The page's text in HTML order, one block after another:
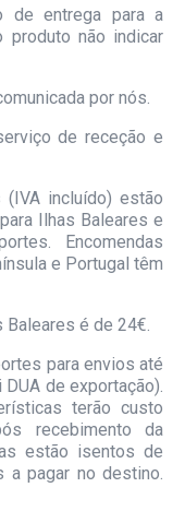
de entrega para a
produto não indicar
por nós.
de receção e
(IVA incluído) estão
Ilhas Baleares e
Encomendas
e Portugal têm
é de 24€.
para envios até
de exportação).
terão custo
recebimento da
estão isentos de
a pagar no destino.